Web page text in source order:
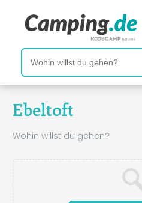
Ebeltoft
Wohin willst du gehen?